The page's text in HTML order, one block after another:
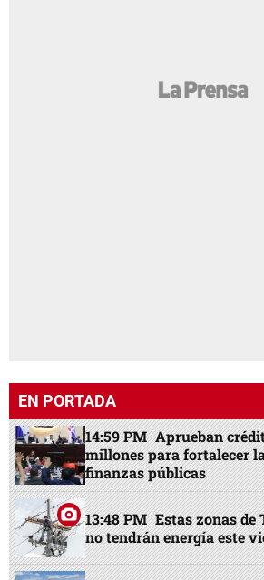
EN PORTADA
14:59 PM Aprueban
millones para fortalecer
finanzas públicas
13:48 PM Estas zonas de
no tendrán energía este